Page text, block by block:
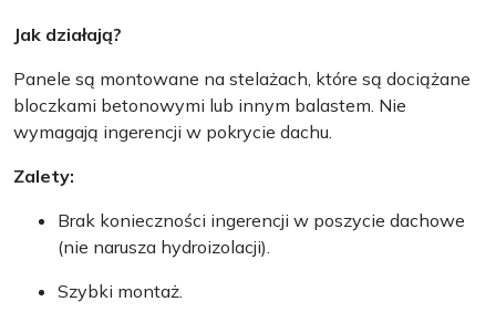
Jak działają?
Panele są montowane na stelażach, które są dociążane
bloczkami betonowymi lub innym balastem. Nie
wymagają ingerencji w pokrycie dachu.
Zalety:
Brak konieczności ingerencji w poszycie dachowe
(nie narusza hydroizolacji).
Szybki montaż.